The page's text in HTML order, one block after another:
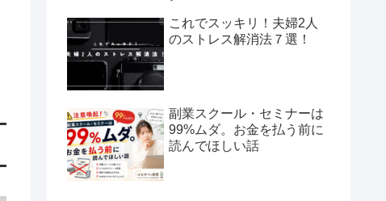
これでスッキリ！夫婦2人
のストレス解消法７選！
副業スクール・セミナーは
99%ムダ。お金を払う前に
読んでほしい話